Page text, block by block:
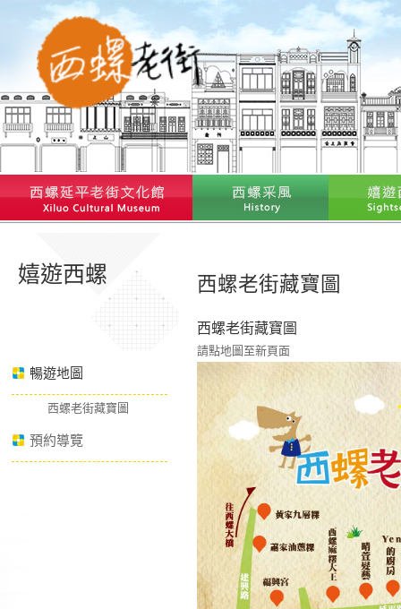
嬉遊西螺
暢遊地圖
西螺老街藏寶圖
預約導覽
西螺老街藏寶圖
西螺老街藏寶圖
請點地圖至新頁面